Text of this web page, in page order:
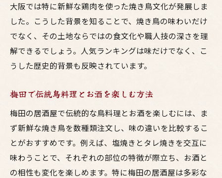
大阪では特に新鮮な鶏肉を使った焼き鳥文化が発展しま
した。こうした背景を知ることで、焼き鳥の味わいだけ
でなく、その土地ならではの食文化や職人技の深さを理
解できるでしょう。人気ランキングは味だけでなく、こ
うした歴史的背景も反映されています。
梅田で伝統鳥料理とお酒を楽しむ方法
梅田の居酒屋で伝統的な鳥料理とお酒を楽しむには、ま
ず新鮮な焼き鳥を数種類注文し、味の違いを比較するこ
とがおすすめです。例えば、塩焼きとタレ焼きを交互に
味わうことで、それぞれの部位の特徴が際立ち、お酒と
の相性も変化を楽しめます。特に梅田の居酒屋は多彩な